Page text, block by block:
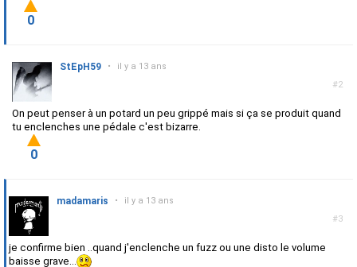
0
#2
StEpH59 • il y a 13 ans
On peut penser à un potard un peu grippé mais si ça se produit quand
tu enclenches une pédale c'est bizarre.
0
#3
madamaris • il y a 13 ans
je confirme bien ..quand j'enclenche un fuzz ou une disto le volume
baisse grave...